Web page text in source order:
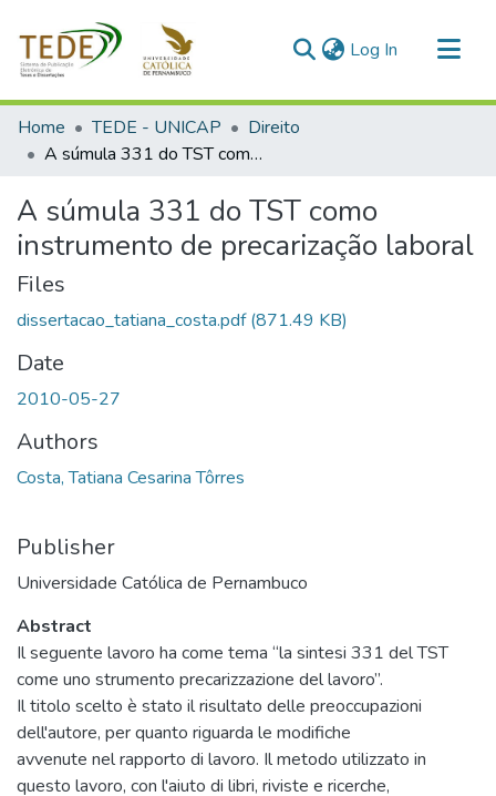
Log In (current)
Communities & Collections
All of DSpace
Home TEDE - UNICAP
Direito
A súmula 331 do TST como instrumento de precarização laboral
A súmula 331 do TST como
instrumento de precarização laboral
Files
dissertacao_tatiana_costa.pdf(871.49 KB)
Date
2010-05-27
Authors
Costa, Tatiana Cesarina Tôrres
Publisher
Universidade Católica de Pernambuco
Abstract
Il seguente lavoro ha come tema “la sintesi 331 del TST
come uno strumento precarizzazione del lavoro”.
Il titolo scelto è stato il risultato delle preoccupazioni
dell'autore, per quanto riguarda le modifiche
avvenute nel rapporto di lavoro. Il metodo utilizzato in
questo lavoro, con l'aiuto di libri, riviste e ricerche,